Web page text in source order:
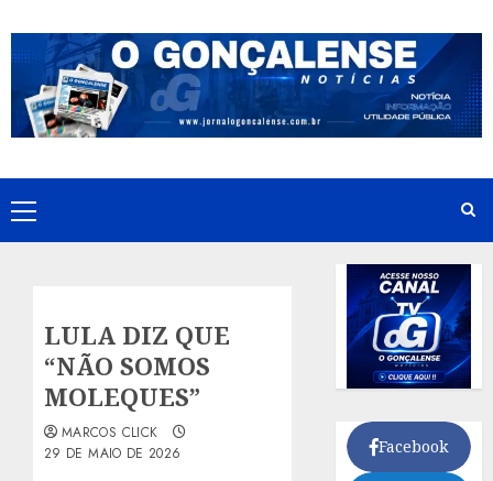
to
content
Primary
Menu
LULA DIZ QUE
“NÃO SOMOS
MOLEQUES”
MARCOS CLICK
29 DE MAIO DE 2026
Facebook